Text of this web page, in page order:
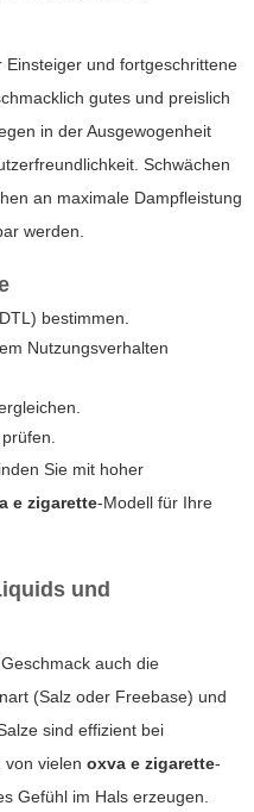
Einsteiger und fortgeschrittene
gutes und preislich
in der Ausgewogenheit
Schwächen
an maximale Dampfleistung
werden.
bestimmen.
Nutzungsverhalten
Sie mit hoher
e zigarette-Modell für Ihre
und
auch die
(Salz oder Freebase) und
sind effizient bei
von vielen oxva e zigarette-
Gefühl im Hals erzeugen.